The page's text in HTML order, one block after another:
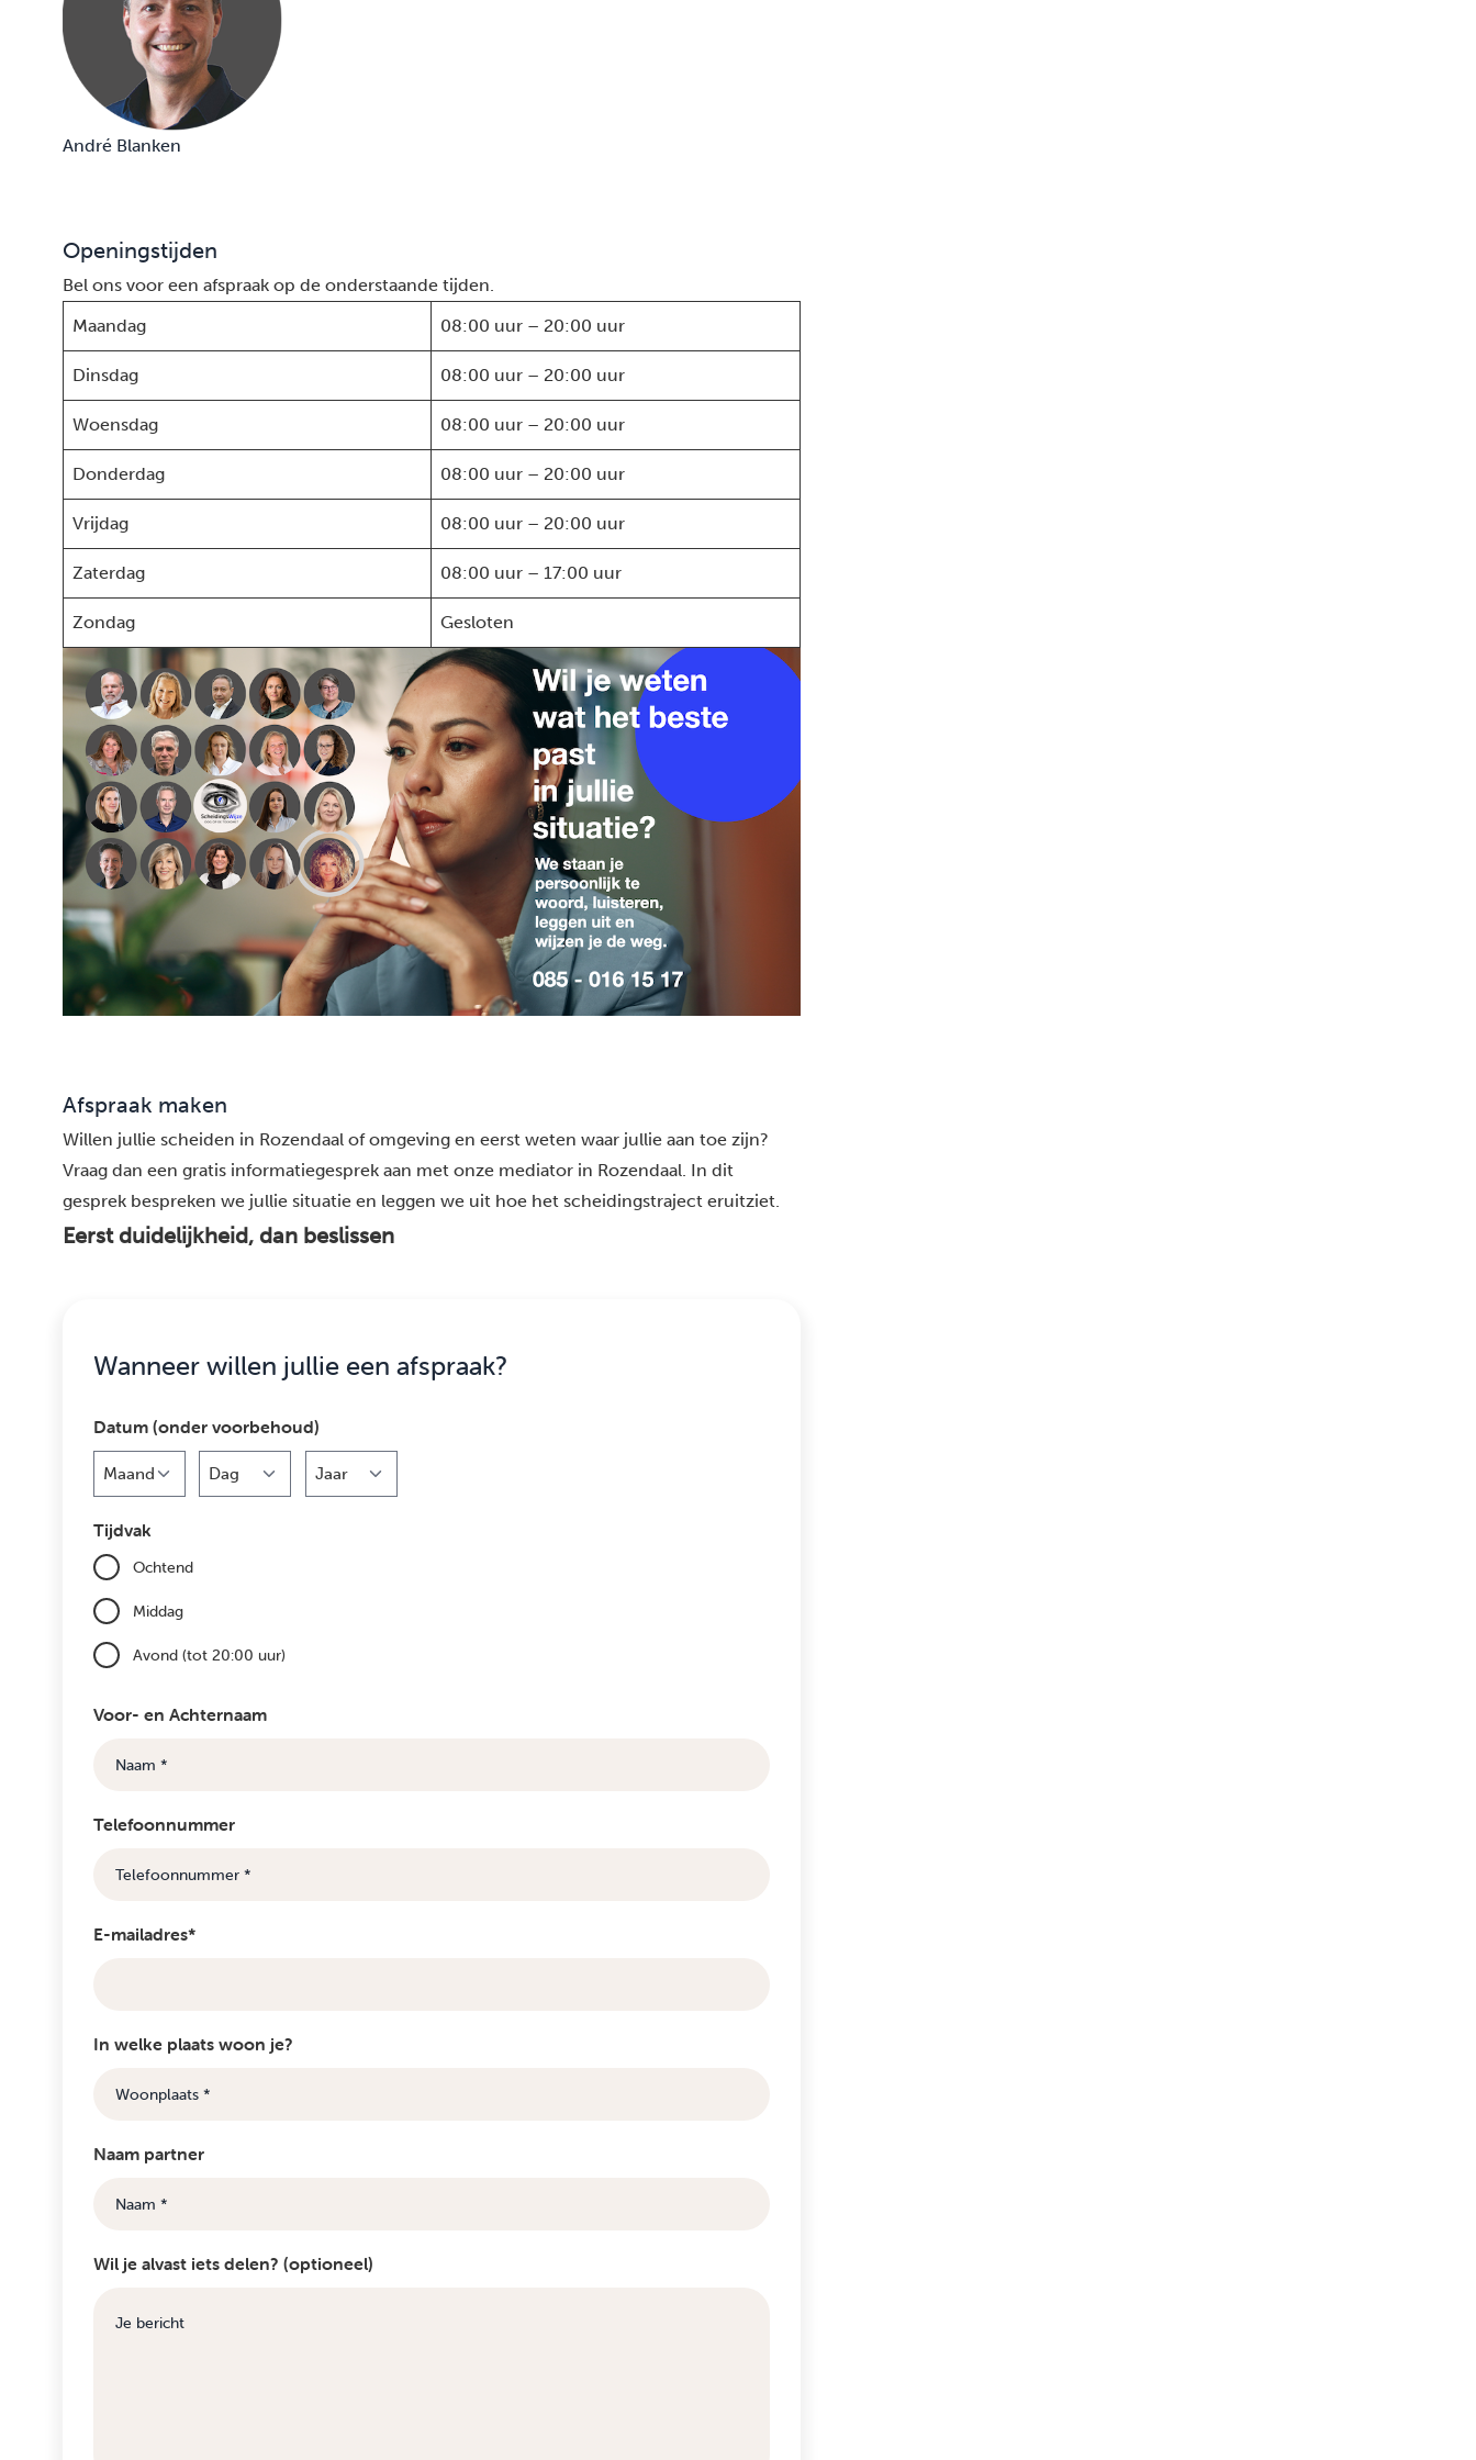
André Blanken
Openingstijden
Bel ons voor een afspraak op de onderstaande tijden.
Maandag
08:00 uur – 20:00 uur
Dinsdag 08:00 uur – 20:00 uur
Woensdag 08:00 uur – 20:00 uur
Donderdag 08:00 uur – 20:00 uur
Vrijdag 08:00 uur – 20:00 uur
Zaterdag 08:00 uur – 17:00 uur
Zondag Gesloten
Afspraak maken
Willen jullie scheiden in Rozendaal of omgeving en eerst weten waar jullie aan toe zijn?
Vraag dan een gratis informatiegesprek aan met onze mediator in Rozendaal. In dit
gesprek bespreken we jullie situatie en leggen we uit hoe het scheidingstraject eruitziet.
Eerst duidelijkheid, dan beslissen
Wanneer willen jullie een afspraak?
Datum (onder voorbehoud)
Tijdvak
Ochtend
Middag
Avond (tot 20:00 uur)
Voor- en Achternaam
Telefoonnummer
E-mailadres*
In welke plaats woon je?
Naam partner
Wil je alvast iets delen? (optioneel)